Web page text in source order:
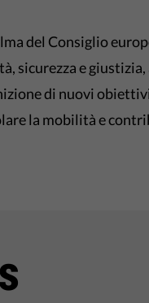
del Consiglio
sicurezza e
di nuovi
la mobilità e